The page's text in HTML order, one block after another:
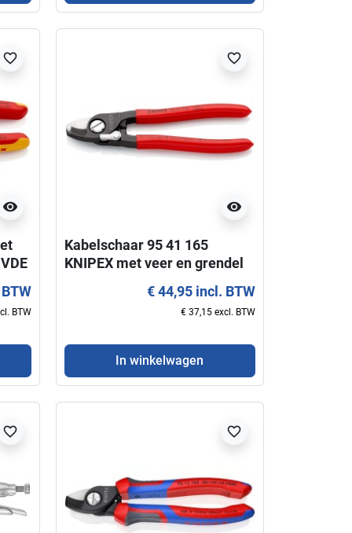
visibility
favorite_border
BTW
visibility
favorite_border
Kabelschaar 95 41 165
KNIPEX met veer en grendel
€ 44,95 incl. BTW
€ 37,15 excl. BTW
In winkelwagen
favorite_border favorite_border